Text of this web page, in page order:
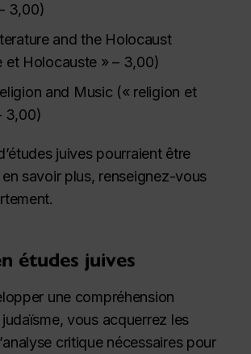
3,00)
and the Holocaust
et Holocauste » – 3,00)
and Music (« religion et
3,00)
juives pourraient être
savoir plus, renseignez-vous
études juives
une compréhension
vous acquerrez les
critique nécessaires pour